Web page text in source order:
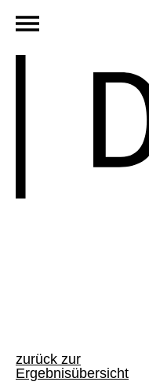
zurück zur
Ergebnisübersicht